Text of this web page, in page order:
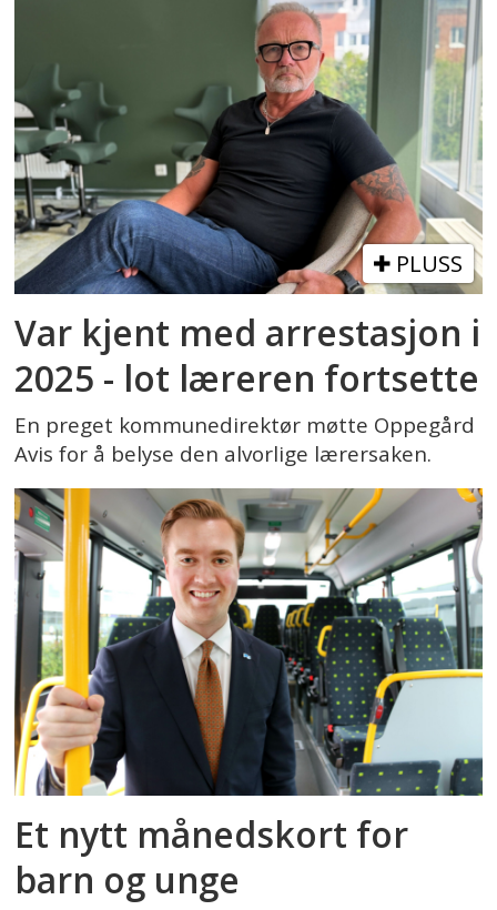
PLUSS
Var kjent med arrestasjon i
2025 - lot læreren fortsette
En preget kommunedirektør møtte Oppegård
Avis for å belyse den alvorlige lærersaken.
Et nytt månedskort for
barn og unge